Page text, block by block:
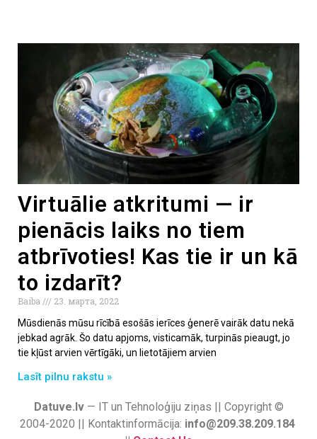
Virtuālie atkritumi — ir
pienācis laiks no tiem
atbrīvoties! Kas tie ir un kā
to izdarīt?
Baiba
23. марта, 2022
Mūsdienās mūsu rīcībā esošās ierīces ģenerē vairāk datu nekā
jebkad agrāk. Šo datu apjoms, visticamāk, turpinās pieaugt, jo
tie kļūst arvien vērtīgāki, un lietotājiem arvien
Lasīt pilnu rakstu »
Datuve.lv— IT un Tehnoloģiju ziņas || Copyright ©
2004-2020 || Kontaktinformācija: info@209.38.209.184